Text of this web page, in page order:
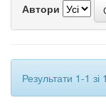
Автори
Результати 1-1